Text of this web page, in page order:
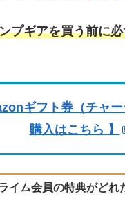
プギアを買う前に
ギフト券（チャ
購入はこちら 】
イム会員の特典がどれ